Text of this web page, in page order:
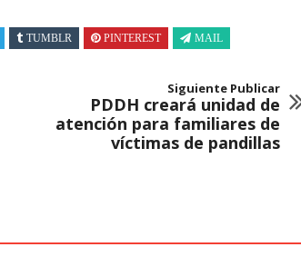
TUMBLR PINTEREST MAIL
Siguiente Publicar
PDDH creará unidad de
atención para familiares de
víctimas de pandillas